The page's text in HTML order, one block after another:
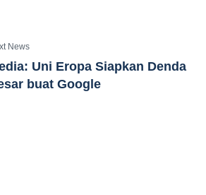
News
Uni Eropa Siapkan Denda
buat Google